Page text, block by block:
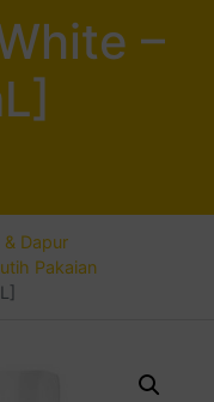
–
& Dapur
Pakaian